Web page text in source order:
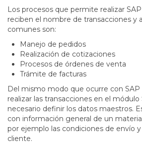
Los procesos que permite realizar
reciben el nombre de transacciones y
comunes son:
Manejo de pedidos
Realización de cotizaciones
Procesos de órdenes de venta
Trámite de facturas
Del mismo modo que ocurre con SAP
realizar las transacciones en el
necesario definir los datos maestros.
con información general de un
por ejemplo las condiciones de envío
cliente.